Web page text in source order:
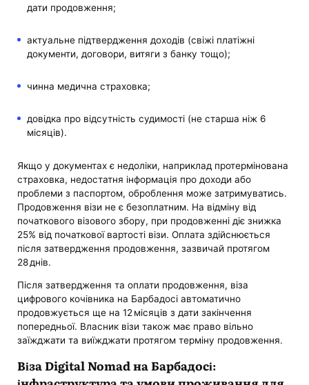
дати продовження;
актуальне підтвердження доходів (свіжі платіжні
документи, договори, витяги з банку тощо);
чинна медична страховка;
довідка про відсутність судимості (не старша ніж 6
місяців).
Якщо у документах є недоліки, наприклад протермінована
страховка, недостатня інформація про доходи або
проблеми з паспортом, оброблення може затримуватись.
Продовження візи не є безоплатним. На відміну від
початкового візового збору, при продовженні діє знижка
25% від початкової вартості візи. Оплата здійснюється
після затвердження продовження, зазвичай протягом
28 днів.
Після затвердження та оплати продовження, віза
цифрового кочівника на Барбадосі автоматично
продовжується ще на 12 місяців з дати закінчення
попередньої. Власник візи також має право вільно
заїжджати та виїжджати протягом терміну продовження.
Віза Digital Nomad на Барбадосі: